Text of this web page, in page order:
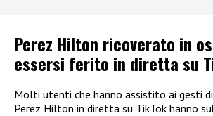
Perez Hilton ricoverato in
essersi ferito in diretta su
Molti utenti che hanno assistito ai gesti
Perez Hilton in diretta su TikTok hanno